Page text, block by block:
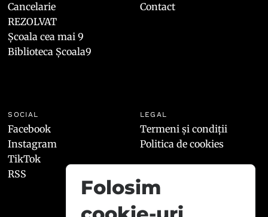
Cancelarie
REZOLVAT
Școala cea mai 9
Biblioteca Școala9
Contact
SOCIAL
Facebook
Instagram
TikTok
RSS
LEGAL
Termeni și condiții
Politica de cookies
Folosim